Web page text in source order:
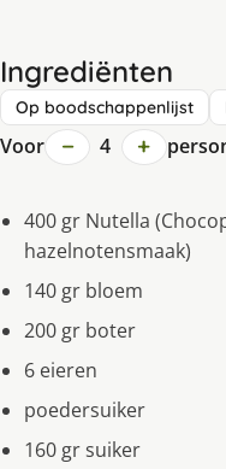
Ingrediënten
Op boodschappenlijst
Voor − 4 +
400 gr Nutella
hazelnotensmaak)
140 gr bloem
200 gr boter
6 eieren
poedersuiker
160 gr suiker